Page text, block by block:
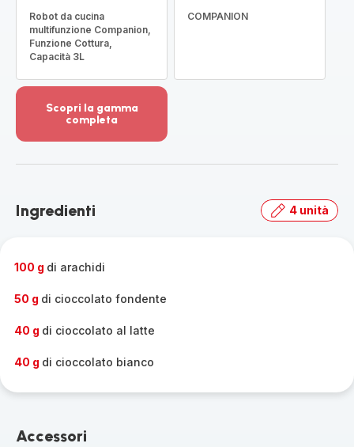
Robot da cucina
multifunzione Companion,
Funzione Cottura,
Capacità 3L
COMPANION
Scopri la gamma
completa
dettagli
la
Ingredienti 4 unità
100 g di arachidi
50 g di cioccolato fondente
40 g di cioccolato al latte
40 g di cioccolato bianco
Accessori